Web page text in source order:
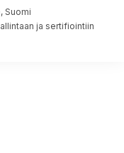
Suomi
ja sertifiointiin